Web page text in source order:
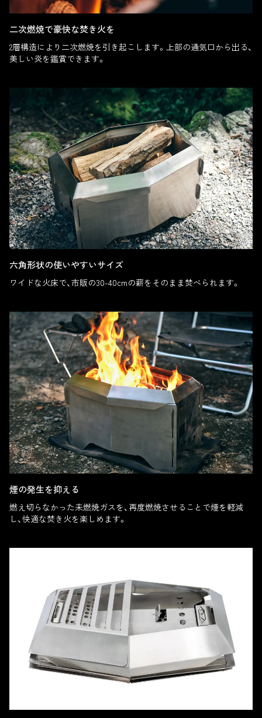
二次燃焼で豪快な焚き火を
2層構造により二次燃焼を引き起こします。上部の通気口から出る、
美しい炎を鑑賞できます。
六角形状の使いやすいサイズ
ワイドな火床で、市販の30-40cmの薪をそのまま焚べられます。
煙の発生を抑える
燃え切らなかった未燃焼ガスを、再度燃焼させることで煙を軽減
し、快適な焚き火を楽しめます。